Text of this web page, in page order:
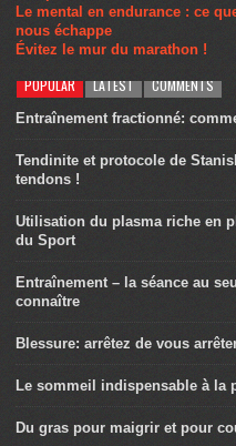
Le mental en endurance : ce
nous échappe
Évitez le mur du marathon !
POPULAR LATEST COMMENTS
Entraînement fractionné:
Tendinite et protocole de
tendons !
Utilisation du plasma riche en
du Sport
Entraînement – la séance au
connaître
Blessure: arrêtez de vous
Le sommeil indispensable à la
Du gras pour maigrir et pour